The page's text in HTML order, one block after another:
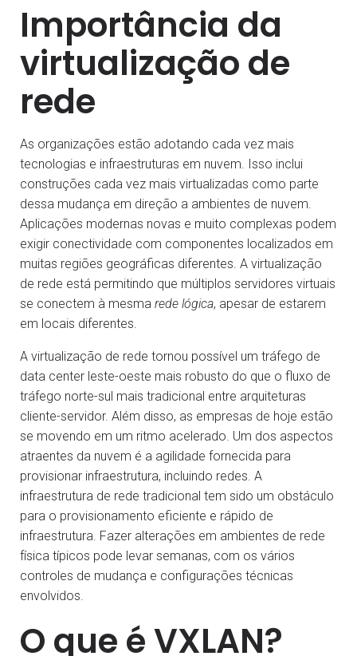
Importância da
virtualização de
rede
As organizações estão adotando cada vez mais
tecnologias e infraestruturas em nuvem. Isso inclui
construções cada vez mais virtualizadas como parte
dessa mudança em direção a ambientes de nuvem.
Aplicações modernas novas e muito complexas podem
exigir conectividade com componentes localizados em
muitas regiões geográficas diferentes. A virtualização
de rede está permitindo que múltiplos servidores virtuais
se conectem à mesma rede lógica, apesar de estarem
em locais diferentes.
A virtualização de rede tornou possível um tráfego de
data center leste-oeste mais robusto do que o fluxo de
tráfego norte-sul mais tradicional entre arquiteturas
cliente-servidor. Além disso, as empresas de hoje estão
se movendo em um ritmo acelerado. Um dos aspectos
atraentes da nuvem é a agilidade fornecida para
provisionar infraestrutura, incluindo redes. A
infraestrutura de rede tradicional tem sido um obstáculo
para o provisionamento eficiente e rápido de
infraestrutura. Fazer alterações em ambientes de rede
física típicos pode levar semanas, com os vários
controles de mudança e configurações técnicas
envolvidos.
O que é VXLAN?